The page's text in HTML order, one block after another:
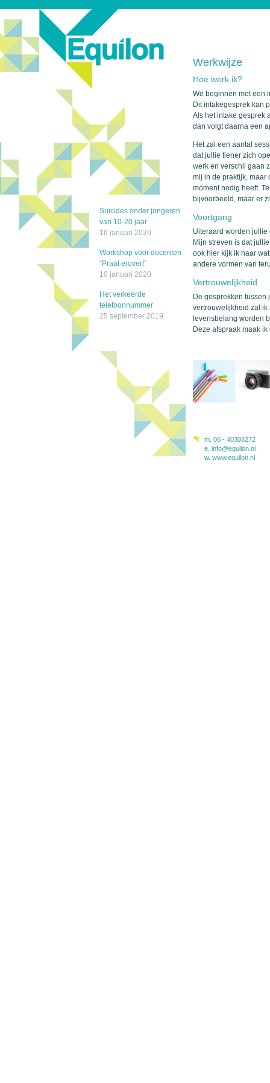
Suïcides onder jongeren
van 10-20 jaar
16 januari 2020
Workshop voor docenten
“Praat erover!”
10 januari 2020
Het verkeerde
telefoonnummer
25 september 2019
Werkwijze
Hoe werk ik?
We beginnen met een
Dit intakegesprek kan
Als het intake gesprek
dan volgt daarna een
Het zal een aantal
dat jullie tiener zich
werk en verschil gaan
mij in de praktijk, maar
moment nodig heeft.
bijvoorbeeld, maar er
Voortgang
Uiteraard worden
Mijn streven is dat
ook hier kijk ik naar
andere vormen van
Vertrouwelijkheid
De gesprekken
vertrouwelijkheid zal
levensbelang worden
Deze afspraak maak
m. 06 - 40308272
e. info@equilon.nl
w. www.equilon.nl